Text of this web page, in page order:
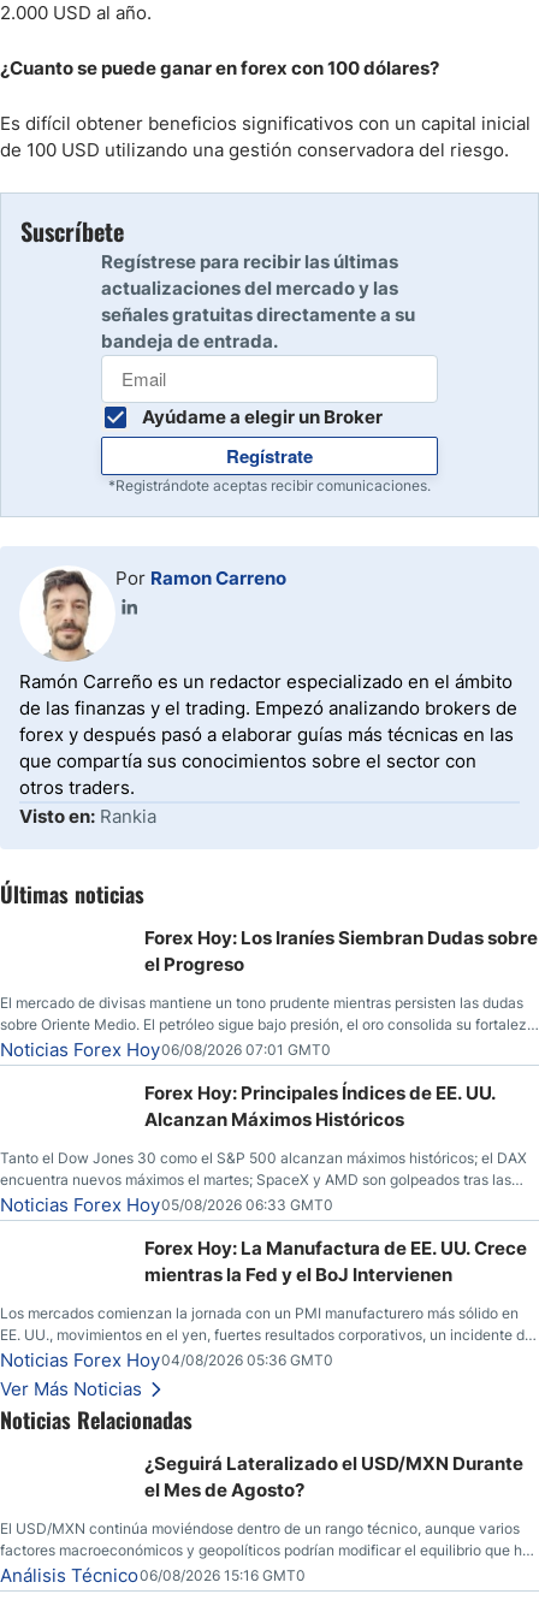
2.000 USD al año.
¿Cuanto se puede ganar en forex con 100 dólares?
Es difícil obtener beneficios significativos con un capital inicial
de 100 USD utilizando una gestión conservadora del riesgo.
Suscríbete
Regístrese para recibir las últimas
actualizaciones del mercado y las
señales gratuitas directamente a su
bandeja de entrada.
Ayúdame a elegir un Broker
Regístrate
*Registrándote aceptas recibir comunicaciones.
Por Ramon Carreno
Ramón Carreño es un redactor especializado en el ámbito
de las finanzas y el trading. Empezó analizando brokers de
forex y después pasó a elaborar guías más técnicas en las
que compartía sus conocimientos sobre el sector con
otros traders.
Visto en: Rankia
Últimas noticias
Forex Hoy: Los Iraníes Siembran Dudas sobre
el Progreso
El mercado de divisas mantiene un tono prudente mientras persisten las dudas
sobre Oriente Medio. El petróleo sigue bajo presión, el oro consolida su fortaleza
y los operadores esperan nuevas referencias económicas desde Estados
Unidos.
Noticias Forex Hoy06/08/2026 07:01 GMT0
Forex Hoy: Principales Índices de EE. UU.
Alcanzan Máximos Históricos
Tanto el Dow Jones 30 como el S&P 500 alcanzan máximos históricos; el DAX
encuentra nuevos máximos el martes; SpaceX y AMD son golpeados tras las
llamadas de ganancias; el petróleo crudo cae por debajo de los $80 con nuevas
esperanzas; el dólar estadounidense continúa intentando estabilizarse frente al
yen; el peso mexicano ve un repunte a medida que las tasas caen en EE. UU.
Noticias Forex Hoy05/08/2026 06:33 GMT0
Forex Hoy: La Manufactura de EE. UU. Crece
mientras la Fed y el BoJ Intervienen
Los mercados comienzan la jornada con un PMI manufacturero más sólido en
EE. UU., movimientos en el yen, fuertes resultados corporativos, un incidente de
seguridad en Bitcoin y nuevas señales desde el mercado del petróleo.
Noticias Forex Hoy04/08/2026 05:36 GMT0
Ver Más Noticias
Noticias Relacionadas
¿Seguirá Lateralizado el USD/MXN Durante
el Mes de Agosto?
El USD/MXN continúa moviéndose dentro de un rango técnico, aunque varios
factores macroeconómicos y geopolíticos podrían modificar el equilibrio que ha
dominado al mercado en las últimas semanas.
Análisis Técnico06/08/2026 15:16 GMT0